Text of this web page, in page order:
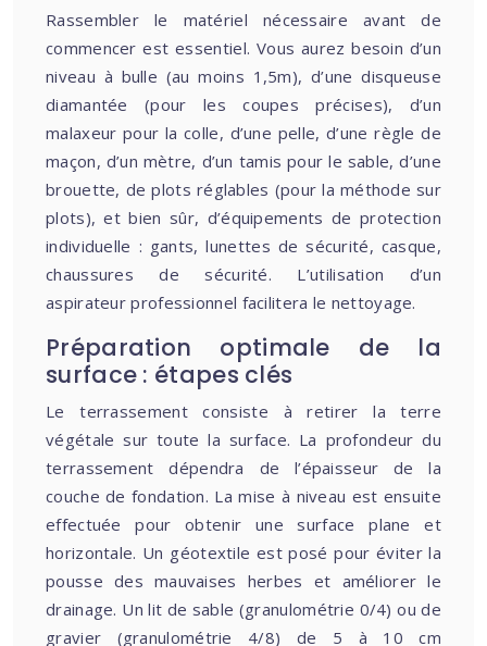
Rassembler le matériel nécessaire avant de
commencer est essentiel. Vous aurez besoin d’un
niveau à bulle (au moins 1,5m), d’une disqueuse
diamantée (pour les coupes précises), d’un
malaxeur pour la colle, d’une pelle, d’une règle de
maçon, d’un mètre, d’un tamis pour le sable, d’une
brouette, de plots réglables (pour la méthode sur
plots), et bien sûr, d’équipements de protection
individuelle : gants, lunettes de sécurité, casque,
chaussures de sécurité. L’utilisation d’un
aspirateur professionnel facilitera le nettoyage.
Préparation optimale de la
surface : étapes clés
Le terrassement consiste à retirer la terre
végétale sur toute la surface. La profondeur du
terrassement dépendra de l’épaisseur de la
couche de fondation. La mise à niveau est ensuite
effectuée pour obtenir une surface plane et
horizontale. Un géotextile est posé pour éviter la
pousse des mauvaises herbes et améliorer le
drainage. Un lit de sable (granulométrie 0/4) ou de
gravier (granulométrie 4/8) de 5 à 10 cm